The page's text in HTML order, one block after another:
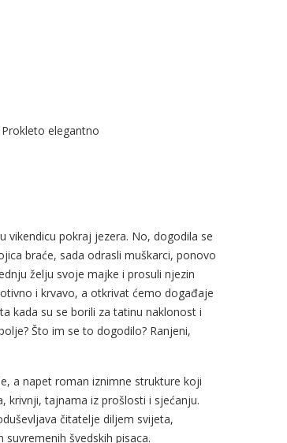
elegantno
vikendicu pokraj jezera. No, dogodila se
braće, sada odrasli muškarci, ponovo
želju svoje majke i prosuli njezin
i krvavo, a otkrivat ćemo događaje
kada su se borili za tatinu naklonost i
Što im se to dogodilo? Ranjeni,
a napet roman iznimne strukture koji
krivnji, tajnama iz prošlosti i sjećanju.
čitatelje diljem svijeta,
švedskih pisaca.